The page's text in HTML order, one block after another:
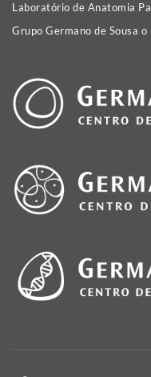
Laboratório de Anatomia
Grupo Germano de Sousa